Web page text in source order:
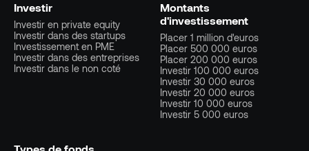
Investir
Investir en private equity
Investir dans des startups
Investissement en PME
Investir dans des entreprises
Investir dans le non coté
Montants
d'investissement
Placer 1 million d'euros
Placer 500 000 euros
Placer 200 000 euros
Investir 100 000 euros
Investir 30 000 euros
Investir 20 000 euros
Investir 10 000 euros
Investir 5 000 euros